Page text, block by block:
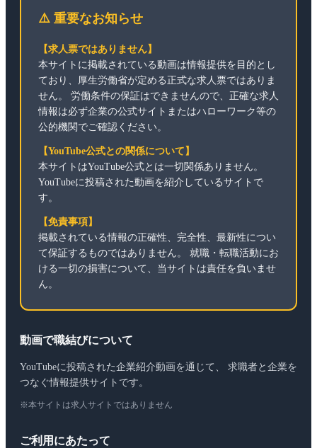
⚠️ 重要なお知らせ
【求人票ではありません】
本サイトに掲載されている動画は情報提供を目的とし
ており、厚生労働省が定める正式な求人票ではありま
せん。 労働条件の保証はできませんので、正確な求人
情報は必ず企業の公式サイトまたはハローワーク等の
公的機関でご確認ください。
【YouTube公式との関係について】
本サイトはYouTube公式とは一切関係ありません。
YouTubeに投稿された動画を紹介しているサイトで
す。
【免責事項】
掲載されている情報の正確性、完全性、最新性につい
て保証するものではありません。 就職・転職活動にお
ける一切の損害について、当サイトは責任を負いませ
ん。
動画で職結びについて
YouTubeに投稿された企業紹介動画を通じて、 求職者と企業を
つなぐ情報提供サイトです。
※本サイトは求人サイトではありません
ご利用にあたって